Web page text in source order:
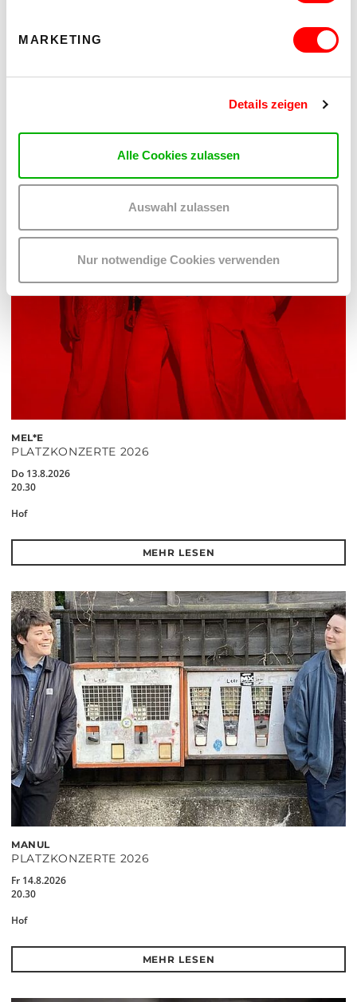
MARKETING
Details zeigen
Alle Cookies zulassen
Auswahl zulassen
Nur notwendige Cookies verwenden
PLATZKONZERTE 2026
20.30
MEL*E
PLATZKONZERTE 2026
Do 13.8.2026
20.30
Hof
MEHR LESEN
MANUL
PLATZKONZERTE 2026
Fr 14.8.2026
20.30
Hof
MEHR LESEN